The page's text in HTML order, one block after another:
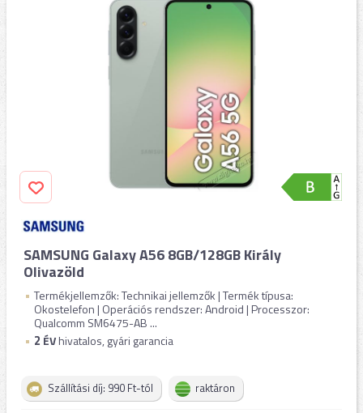
SAMSUNG Galaxy A56 8GB/128GB Király
Olivazöld
Termékjellemzők: Technikai jellemzők | Termék típusa:
Okostelefon | Operációs rendszer: Android | Processzor:
Qualcomm SM6475-AB ...
2 ÉVhivatalos, gyári garancia
Szállítási díj: 990 Ft-tól raktáron